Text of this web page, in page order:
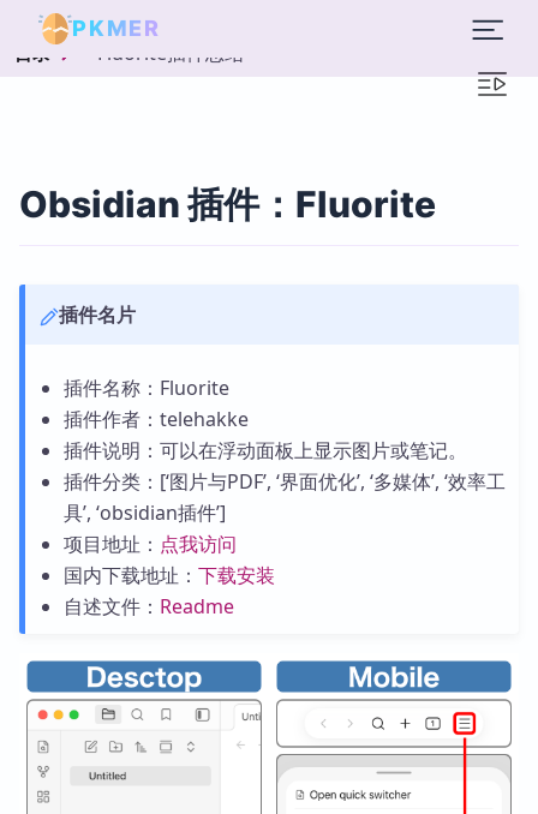
PKMER
目录 Fluorite插件总结
Obsidian 插件：Fluorite
插件名片
插件名称：Fluorite
插件作者：telehakke
插件说明：可以在浮动面板上显示图片或笔记。
插件分类：[‘图片与PDF’, ‘界面优化’, ‘多媒体’, ‘效率工
具’, ‘obsidian插件’]
项目地址： 点我访问
国内下载地址： 下载安装
自述文件： Readme